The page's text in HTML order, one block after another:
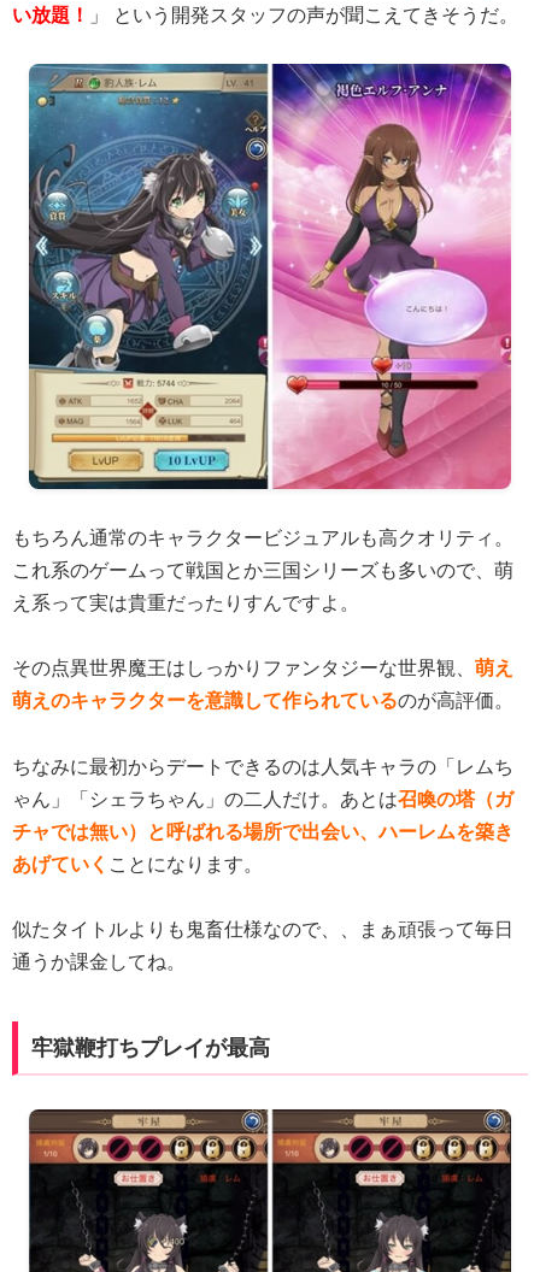
い放題！
」 という開発スタッフの声が聞こえてきそうだ。
もちろん通常のキャラクタービジュアルも高クオリティ。
これ系のゲームって戦国とか三国シリーズも多いので、萌
え系って実は貴重だったりすんですよ。
その点異世界魔王はしっかりファンタジーな世界観、 萌え
萌えのキャラクターを意識して作られているのが高評価。
ちなみに最初からデートできるのは人気キャラの「レムち
ゃん」「シェラちゃん」の二人だけ。あとは召喚の塔（ガ
チャでは無い）と呼ばれる場所で出会い、ハーレムを築き
あげていく ことになります。
似たタイトルよりも鬼畜仕様なので、、まぁ頑張って毎日
通うか課金してね。
牢獄鞭打ちプレイが最高